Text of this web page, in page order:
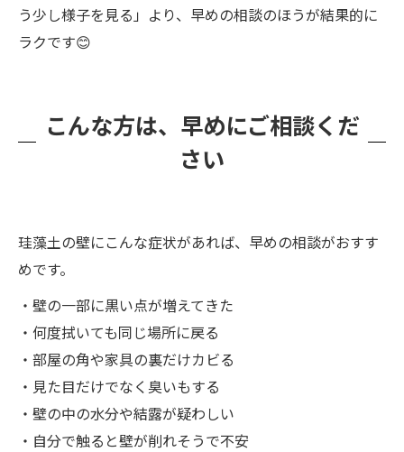
う少し様子を見る」より、早めの相談のほうが結果的に
ラクです😊
こんな方は、早めにご相談くだ
さい
珪藻土の壁にこんな症状があれば、早めの相談がおすす
めです。
・壁の一部に黒い点が増えてきた
・何度拭いても同じ場所に戻る
・部屋の角や家具の裏だけカビる
・見た目だけでなく臭いもする
・壁の中の水分や結露が疑わしい
・自分で触ると壁が削れそうで不安